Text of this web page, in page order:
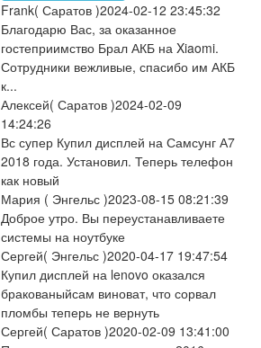
Frank( Саратов )2024-02-12 23:45:32
Благодарю Вас, за оказанное
гостеприимство Брал АКБ на Xiaomi.
Сотрудники вежливые, спасибо им АКБ
к...
Алексей( Саратов )2024-02-09
14:24:26
Вс супер Купил дисплей на Самсунг А7
2018 года. Установил. Теперь телефон
как новый
Мария ( Энгельс )2023-08-15 08:21:39
Доброе утро. Вы переустанавливаете
системы на ноутбуке
Сергей( Энгельс )2020-04-17 19:47:54
Купил дисплей на lenovo оказался
бракованыйсам виноват, что сорвал
пломбы теперь не вернуть
Сергей( Саратов )2020-02-09 13:41:00